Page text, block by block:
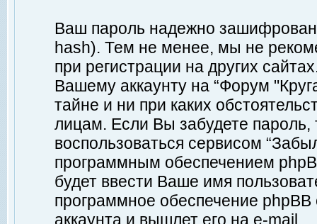
Ваш пароль надежно
hash). Тем не менее, мы не
при регистрации на других
Вашему аккаунту на “Форум
тайне и ни при каких
лицам. Если Вы забудете пароль,
воспользоваться сервисом
программным обеспечением
будет ввести Ваше имя
программное обеспечение
аккаунта и вышлет его на e-mail.